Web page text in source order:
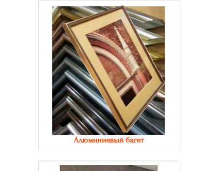
Алюминиевый багет